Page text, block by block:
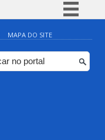
Simplifique!
Comunica BR
Participe
MAPA DO SITE